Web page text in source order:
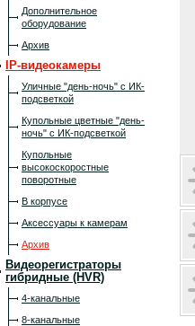
Дополнительное
оборудование
Архив
IP-видеокамеры
Уличные "день-ночь" с ИК-
подсветкой
Купольные цветные "день-
ночь" с ИК-подсветкой
Купольные
высокоскоростные
поворотные
В корпусе
Аксессуары к камерам
Архив
Видеорегистраторы
гибридные (HVR)
4-канальные
8-канальные